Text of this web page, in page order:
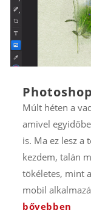
Múlt héten a
amivel
is. Ma ez lesz a
kezdem, talán
tökéletes, mint
mobil
bővebben